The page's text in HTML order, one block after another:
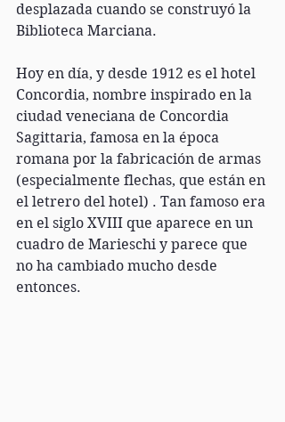
desplazada cuando se construyó la
Biblioteca Marciana.
Hoy en día, y desde 1912 es el hotel
Concordia, nombre inspirado en la
ciudad veneciana de Concordia
Sagittaria, famosa en la época
romana por la fabricación de armas
(especialmente flechas, que están en
el letrero del hotel) . Tan famoso era
en el siglo XVIII que aparece en un
cuadro de Marieschi y parece que
no ha cambiado mucho desde
entonces.